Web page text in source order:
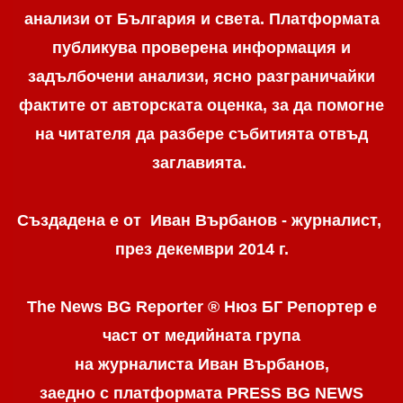
анализи от България и света. Платформата
публикува проверена информация и
задълбочени анализи, ясно разграничaйки
фактите от авторската оценка, за да помогне
на читателя да разбере събитията отвъд
заглавията.
Създадена е от Иван Върбанов - журналист,
през декември 2014 г.
The News BG Reporter ® Нюз БГ Репортере
част от медийната група
на журналиста Иван Върбанов,
заедно с платформата PRESS BG NEWS